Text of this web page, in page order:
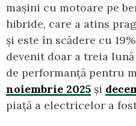
mașini cu motoare pe
hibride, care a atins
și este în scădere cu
devenit doar a treia
de performanță pentru
noiembrie 2025 și
piață a electricelor a